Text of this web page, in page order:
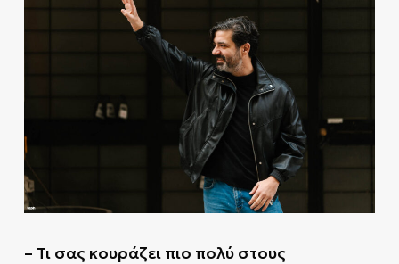
– Τι σας κουράζει πιο πολύ στους